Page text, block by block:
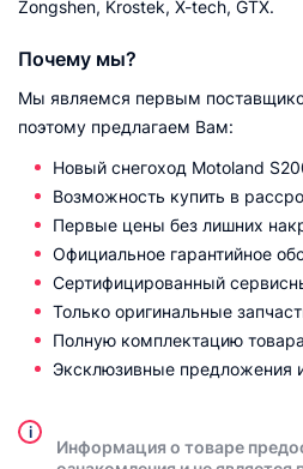
Zongshen, Krostek, X-tech, GTX.
Почему мы?
Мы являемся первым
поэтому предлагаем Вам:
Новый cнегоход Motoland
Возможность купить в
Первые цены без лишних
Официальное гарантийное
Сертифицированный
Только оригинальные
Полную комплектацию товара
Эксклюзивные предложения
i
Информация о товаре